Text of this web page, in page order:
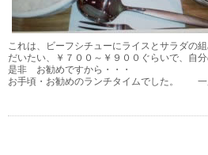
これは、ビーフシチューにライスとサラダの組
だいたい、￥７００～￥９００ぐらいで、自
是非 お勧めですから・・・
お手頃・お勧めのランチタイムでした。
ご